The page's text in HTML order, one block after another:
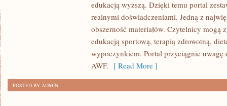
edukacją wyższą. Dzięki temu portal
realnymi doświadczeniami. Jedną z
obszerność materiałów. Czytelnicy mogą
edukacją sportową, terapią zdrowotną,
wypoczynkiem. Portal przyciągnie uwagę
AWF. [ Read More ]
POSTED BY ADMIN